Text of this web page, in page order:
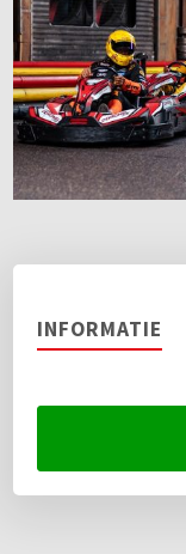
INFORMATIE